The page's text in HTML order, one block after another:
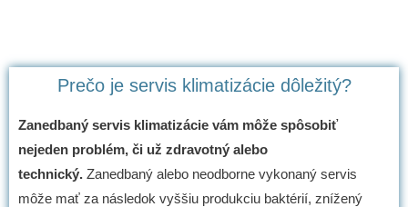
Prečo je servis klimatizácie dôležitý?
Zanedbaný servis klimatizácie vám môže spôsobiť
nejeden problém, či už zdravotný alebo
technický. Zanedbaný alebo neodborne vykonaný servis
môže mať za následok vyššiu produkciu baktérií, znížený